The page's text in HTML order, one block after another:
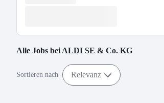
Alle Jobs bei ALDI SE & Co. KG
Sortieren nach Relevanz